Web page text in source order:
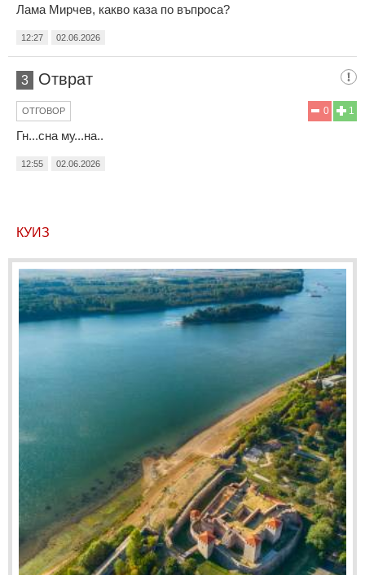
Лама Мирчев, какво каза по въпроса?
12:27 02.06.2026
3 Отврат
1
0
ОТГОВОР
Гн...сна му...на..
12:55 02.06.2026
КУИЗ